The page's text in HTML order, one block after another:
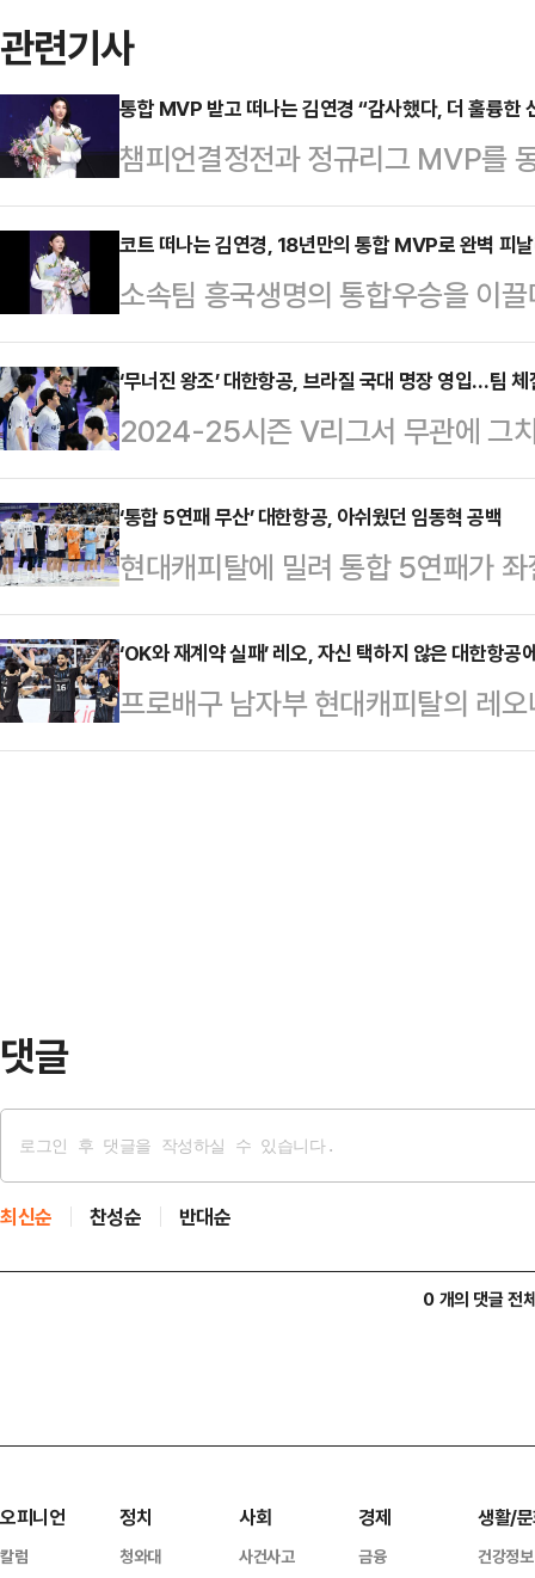
관련기사
통합 MVP 받고 떠나는 김연경 “감사했다, 더 훌륭한
챔피언결정전과 정규리그 MVP를
김연경이 마지막 작별 인사를 남겼
위스 그랜드호텔에서 열린 2024-
지했다.지난 8일 막을 내린 정관
서 흥국생명의 우승을 이끌고 시리
정규리그 시상식에서도 만장일치
만장일치 수상자는 여자부 이재
2024-25시즌)…
코트 떠나는 김연경, 18년만의 통합 MVP로 완벽 피
소속팀 흥국생명의 통합우승을 이
제’ 김연경이 18년 만에 통합 MVP
대문구 스위스 그랜드호텔에서 열
MVP를 차지했다.지난 8일 막을
정전 5차전서 흥국생명의 우승을
이어 열린 정규리그 시상식에서도
정규리그서 MVP 만장일치 수상자
(2022-23시…
‘무너진 왕조’ 대한항공, 브라질 국대 명장 영입…팀
2024-25시즌 V리그서 무관에 그
앞두고 팀 체질 개선이 불가피할
부 챔피언결정전(5전 3선승제)에
3연패를 당하며 우승을 내줬다.
즌까지 V리그 최초 통합 4연패라
지만 외국인 선수가 자주 바뀌는 혼
리그에서 3위까지 밀려났다.플레
전에 올랐지만 제대로 …
‘통합 5연패 무산’ 대한항공, 아쉬웠던 임동혁 공백
현대캐피탈에 밀려 통합 5연패가
무)의 공백이 유독 아쉬운 올 시즌
서 펼쳐진 ‘도드람 2024-25 V리
차전에서 현대캐피탈에 세트스
로 패했다.이로써 대한항공은 챔피
‘OK와 재계약 실패’ 레오, 자신 택하지 않은 대한항공
프로배구 남자부 현대캐피탈의 레
가 다시 한 번 V리그서 우승트로피
댓글
최신순 찬성순 반대순
0 개의 댓글 전
오피니언
칼럼
정치
청와대
사회
사건사고
경제
금융
생활/
건강정보